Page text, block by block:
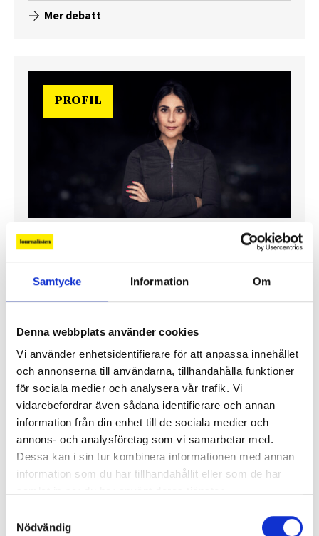
Samtycke Information Om
Denna webbplats använder cookies
Vi använder enhetsidentifierare för att anpassa innehållet
och annonserna till användarna, tillhandahålla funktioner
för sociala medier och analysera vår trafik. Vi
vidarebefordrar även sådana identifierare och annan
information från din enhet till de sociala medier och
annons- och analysföretag som vi samarbetar med.
Dessa kan i sin tur kombinera informationen med annan
information som du har tillhandahållit eller som de har
Nödvändig
Mer debatt
PROFIL
”Jag vill att Mellanöstern ska
kännas nära”
Gilda Hamidi-Nia